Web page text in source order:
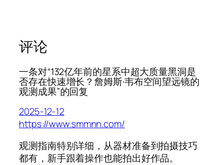
评论
一条对“132亿年前的星系中超大质量黑洞是
否存在快速增长？詹姆斯·韦布空间望远镜的
观测成果”的回复
2025-12-12
https://www.smmnn.com/
观测指南特别详细，从器材准备到拍摄技巧
都有，新手跟着操作也能拍出好作品。